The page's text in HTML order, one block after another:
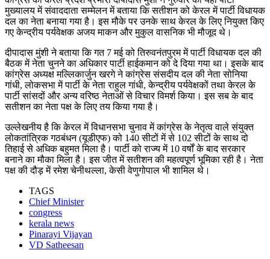
मुख्यालय में संवाददाता सम्मेलन में बताया कि सतीशन को केरल में पार्टी विधायक
दल का नेता बनाया गया है। इस मौके पर उनके साथ केरल के लिए नियुक्त किए
गए केन्द्रीय पर्यवेक्षक अजय माकन और मुकुल वासनिक भी मौजूद थे।
दीपादास मुंशी ने बताया कि गत 7 मई को तिरुवनंतपुरम में पार्टी विधायक दल की
बैठक में नेता चुनने का अधिकार पार्टी हाईकमान को दे दिया गया था। इसके बाद
कांग्रेस अध्यक्ष मल्लिकार्जुन खरगे ने कांग्रेस संसदीय दल की नेता सोनिया
गांधी, लोकसभा में पार्टी के नेता राहुल गांधी, केन्द्रीय पर्यवेक्षकों तथा केरल के
पार्टी सांसदों और अन्य वरिष्ठ नेताओं से विचार विमर्श किया। इस सब के बाद
सतीशन का नेता पक्ष के लिए तय किया गया है।
उल्लेखनीय है कि केरल में विधानसभा चुनाव में कांग्रेस के नेतृत्व वाले संयुक्त
लोकतांत्रिक गठबंधन (यूडीएफ) को 140 सीटों में से 102 सीटों के साथ दो
तिहाई से अधिक बहुमत मिला है। पार्टी को राज्य में 10 वर्षों के बाद सरकार
बनाने का मौका मिला है। इस जीत में सतीशन की महत्वपूर्ण भूमिका रही है। नेता
पक्ष की दौड़ में रमेश चेनीथल्ला, केसी वेणुगोपाल भी शामिल थे।
TAGS
Chief Minister
congress
kerala news
Pinarayi Vijayan
VD Satheesan